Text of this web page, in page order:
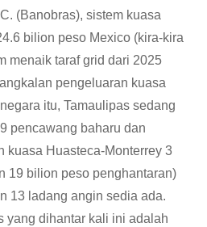
(Banobras), sistem kuasa
bilion peso Mexico (kira-kira
menaik taraf grid dari 2025
pengeluaran kuasa
itu, Tamaulipas sedang
pencawang baharu dan
kuasa Huasteca-Monterrey 3
19 bilion peso penghantaran)
13 ladang angin sedia ada.
yang dihantar kali ini adalah